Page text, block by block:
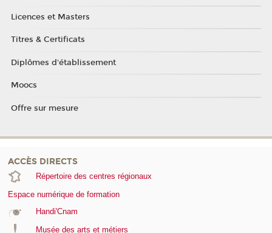
Licences et Masters
Titres & Certificats
Diplômes d'établissement
Moocs
Offre sur mesure
ACCÈS DIRECTS
Répertoire des centres régionaux
Espace numérique de formation
Handi'Cnam
Musée des arts et métiers